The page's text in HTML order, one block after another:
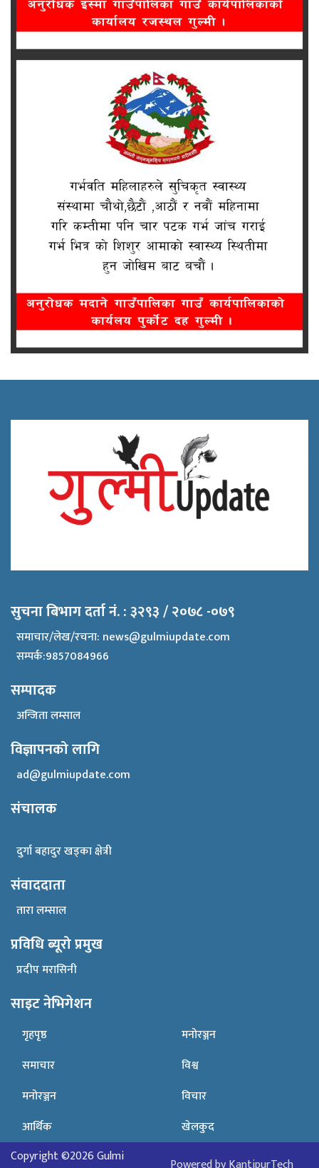
सुचना बिभाग दर्ता नं. : ३२९३ / २०७८ -०७९
समाचार/लेख/रचना: news@gulmiupdate.com
सम्पर्क:9857084966
सम्पादक
अन्जिता लम्साल
विज्ञापनको लागि
ad@gulmiupdate.com
संचालक
दुर्गा बहादुर खड्का क्षेत्री
संवाददाता
तारा लम्साल
प्रविधि ब्यूरो प्रमुख
प्रदीप मरासिनी
साइट नेभिगेशन
गृहपृष्ठ
समाचार​
मनोरञ्जन
आर्थिक
मनोरञ्जन
विश्व
विचार
खेलकुद
Copyright ©2026 Gulmi